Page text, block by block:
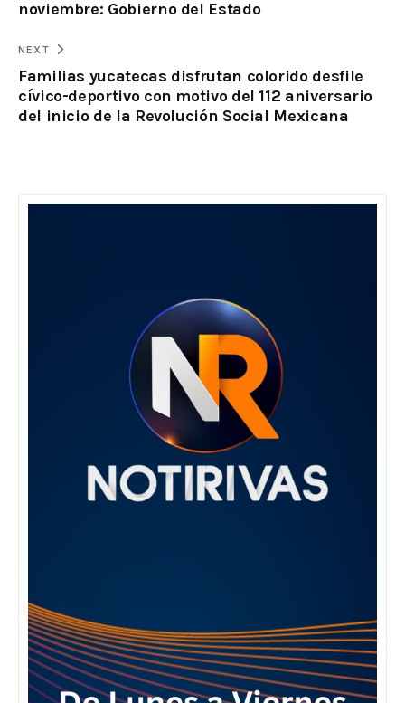
noviembre: Gobierno del Estado
NEXT
Familias yucatecas disfrutan colorido desfile
cívico-deportivo con motivo del 112 aniversario
del inicio de la Revolución Social Mexicana